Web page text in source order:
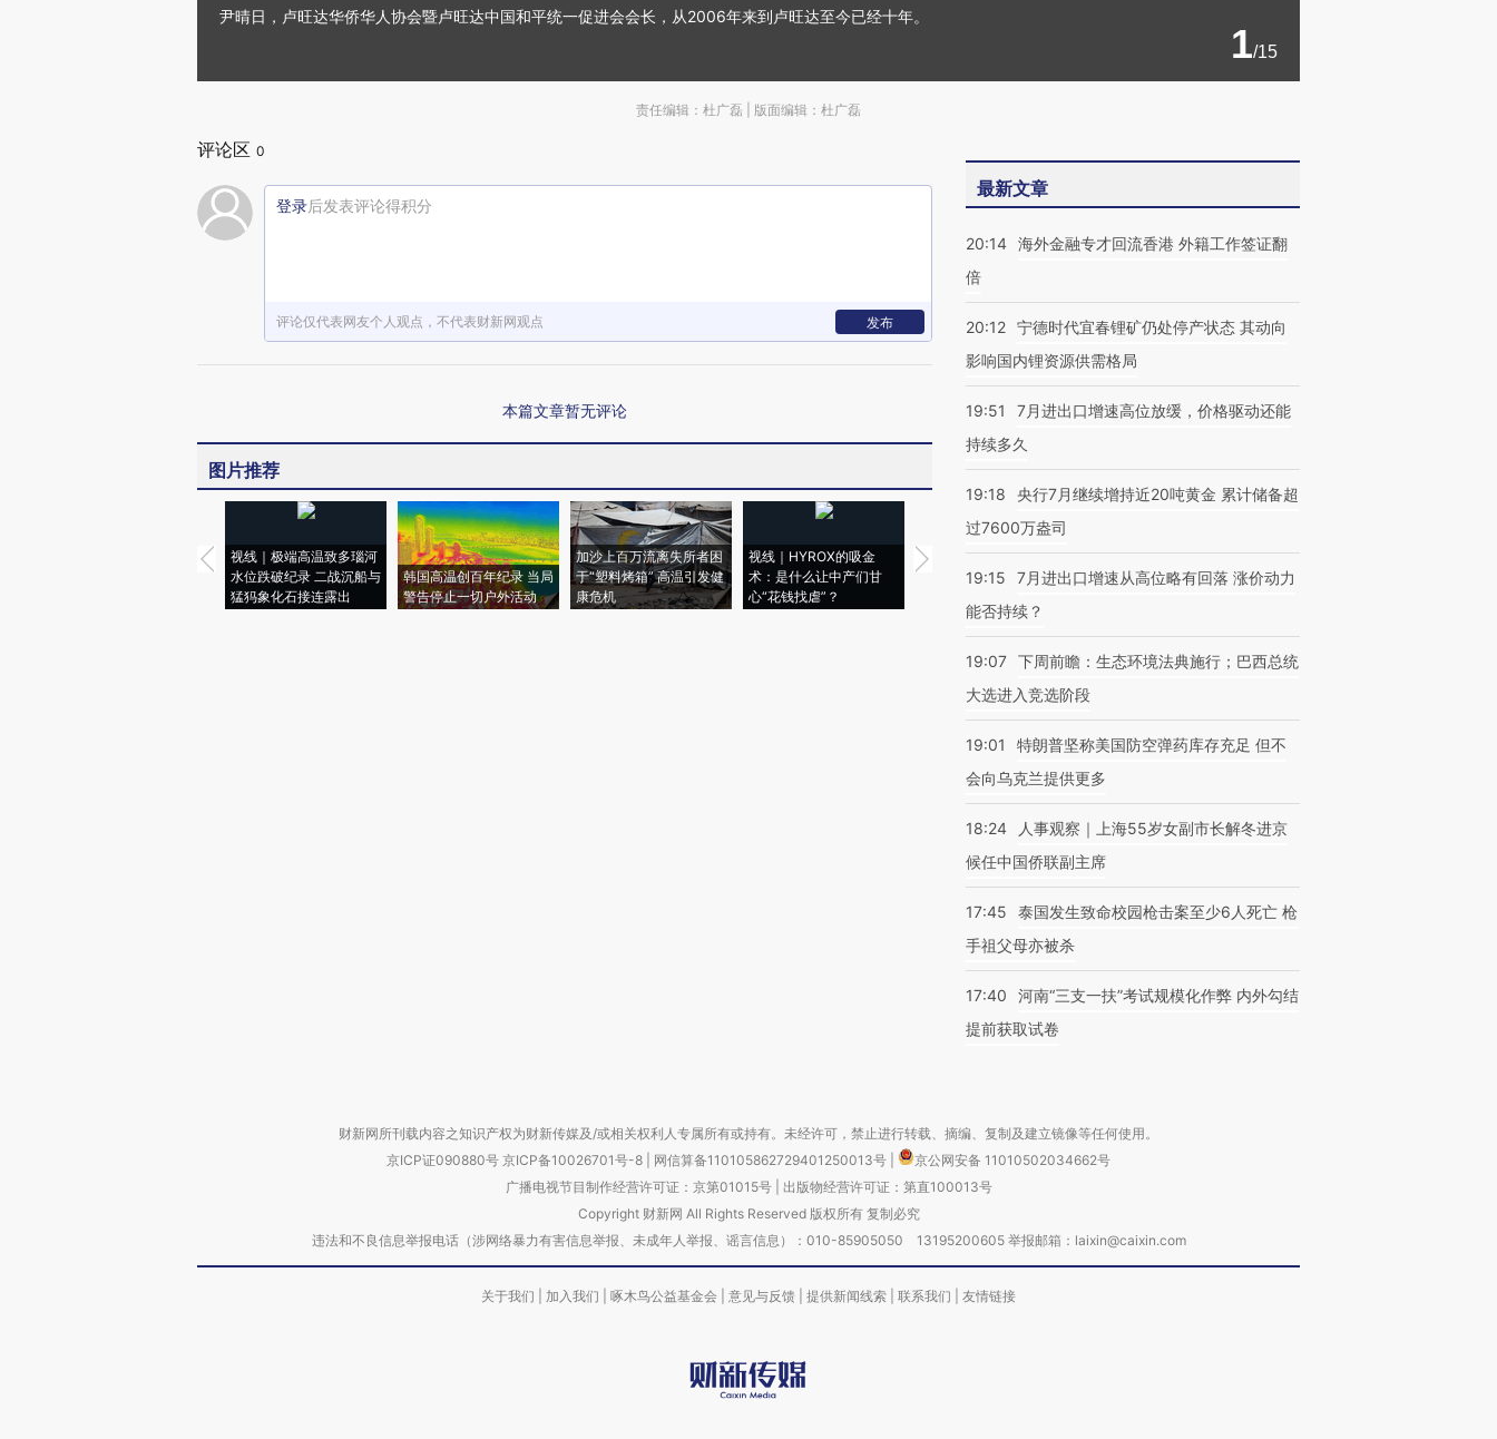
尹晴日，卢旺达华侨华人协会暨卢旺达中国和平统一促进会会长，从2006年来到卢旺达至今已经十年。
1/15
责任编辑：杜广磊 | 版面编辑：杜广磊
评论区 0
登录后发表评论得积分
评论仅代表网友个人观点，不代表财新网观点 发布
本篇文章暂无评论
图片推荐
视线｜极端高温致多瑙河
水位跌破纪录 二战沉船与
猛犸象化石接连露出
韩国高温创百年纪录 当局
警告停止一切户外活动
加沙上百万流离失所者困
于“塑料烤箱” 高温引发健
康危机
视线｜HYROX的吸金
术：是什么让中产们甘
心“花钱找虐”？
马航飞行员跨国走私7万
粒摇头丸 尿检体内含3种
视线｜被称为“蟑螂”的印
度Z世代 用街头抗争将教
视线｜“入侵”还是“人道危
机”？难民潮撕裂西班牙
最新文章
20:14 海外金融专才回流香港 外籍工作签证翻
倍
20:12 宁德时代宜春锂矿仍处停产状态 其动向
影响国内锂资源供需格局
19:51
7月进出口增速高位放缓，价格驱动还能
持续多久
19:18
央行7月继续增持近20吨黄金 累计储备超
过7600万盎司
19:15
7月进出口增速从高位略有回落 涨价动力
能否持续？
19:07 下周前瞻：生态环境法典施行；巴西总统
大选进入竞选阶段
19:01
特朗普坚称美国防空弹药库存充足 但不
会向乌克兰提供更多
18:24
人事观察｜上海55岁女副市长解冬进京
候任中国侨联副主席
17:45
泰国发生致命校园枪击案至少6人死亡 枪
手祖父母亦被杀
17:40
河南“三支一扶”考试规模化作弊 内外勾结
提前获取试卷
财新网所刊载内容之知识产权为财新传媒及/或相关权利人专属所有或持有。未经许可，禁止进行转载、摘编、复制及建立镜像等任何使用。
京ICP证090880号 京ICP备10026701号-8 网信算备110105862729401250013号
京公网安备 11010502034662号
广播电视节目制作经营许可证：京第01015号| 出版物经营许可证：第直100013号
Copyright 财新网 All Rights Reserved 版权所有 复制必究
违法和不良信息举报电话（涉网络暴力有害信息举报、未成年人举报、谣言信息）：010-85905050 13195200605 举报邮箱：laixin@caixin.com
关于我们 加入我们 啄木鸟公益基金会 意见与反馈 提供新闻线索 联系我们 友情链接